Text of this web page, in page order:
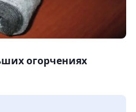
огорчениях